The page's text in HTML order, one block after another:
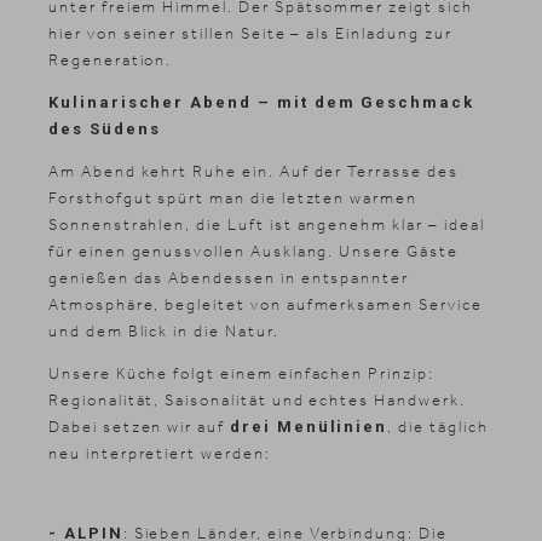
unter freiem Himmel. Der Spätsommer zeigt sich
hier von seiner stillen Seite – als Einladung zur
Regeneration.
Kulinarischer Abend – mit dem Geschmack
des Südens
Am Abend kehrt Ruhe ein. Auf der Terrasse des
Forsthofgut spürt man die letzten warmen
Sonnenstrahlen, die Luft ist angenehm klar – ideal
für einen genussvollen Ausklang. Unsere Gäste
genießen das Abendessen in entspannter
Atmosphäre, begleitet von aufmerksamen Service
und dem Blick in die Natur.
Unsere Küche folgt einem einfachen Prinzip:
Regionalität, Saisonalität und echtes Handwerk.
Dabei setzen wir auf drei Menülinien , die täglich
neu interpretiert werden:
- ALPIN : Sieben Länder, eine Verbindung: Die